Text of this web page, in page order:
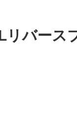
バース